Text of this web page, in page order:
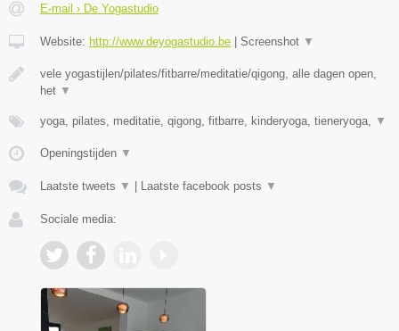
E-mail › De Yogastudio
Website: http://www.deyogastudio.be | Screenshot ▼
vele yogastijlen/pilates/fitbarre/meditatie/qigong, alle dagen open,
het ▼
yoga, pilates, meditatie, qigong, fitbarre, kinderyoga, tieneryoga, ▼
Openingstijden ▼
Laatste tweets ▼ | Laatste facebook posts ▼
Sociale media: